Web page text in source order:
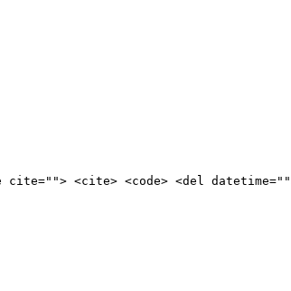
<cite> <code> <del